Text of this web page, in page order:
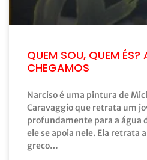
QUEM SOU, QUEM ÉS?
CHEGAMOS
Narciso é uma pintura de
Caravaggio que retrata um
profundamente para a água
ele se apoia nele. Ela retrata
greco…